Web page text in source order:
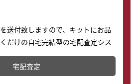
送付致しますので、キットにお品
だけの自宅完結型の宅配査定シス
査定・買取に出すことが可能で
宅配査定